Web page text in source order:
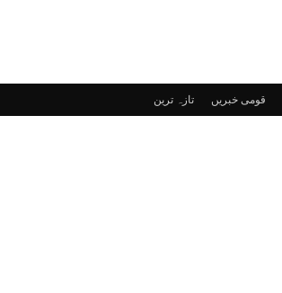
تازہ ترین قومی خبریں